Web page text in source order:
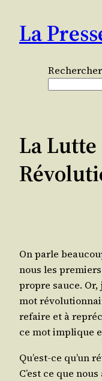
contenu
La
Rechercher
La Lutte
On parle
nous les
propre sauce.
mot
refaire et à
ce mot implique
Qu’est-ce qu’un
C’est ce que